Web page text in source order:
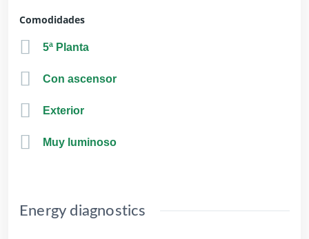
Comodidades
5ª Planta
Con ascensor
Exterior
Muy luminoso
Energy diagnostics